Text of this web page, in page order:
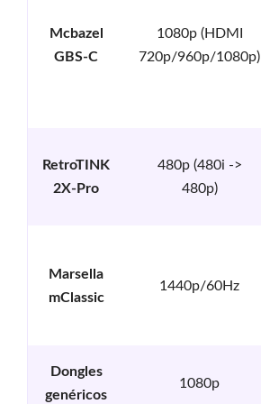
Mcbazel
GBS-C
1080p (HDMI
720p/960p/1080p)
RetroTINK
2X-Pro
480p (480i ->
480p)
Marsella
mClassic
1440p/60Hz
Dongles
genéricos
1080p